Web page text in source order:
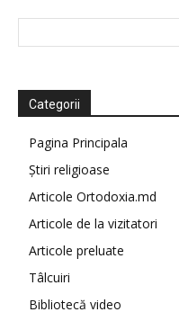
Categorii
Pagina Principala
Știri religioase
Articole Ortodoxia.md
Articole de la vizitatori
Articole preluate
Tâlcuiri
Bibliotecă video